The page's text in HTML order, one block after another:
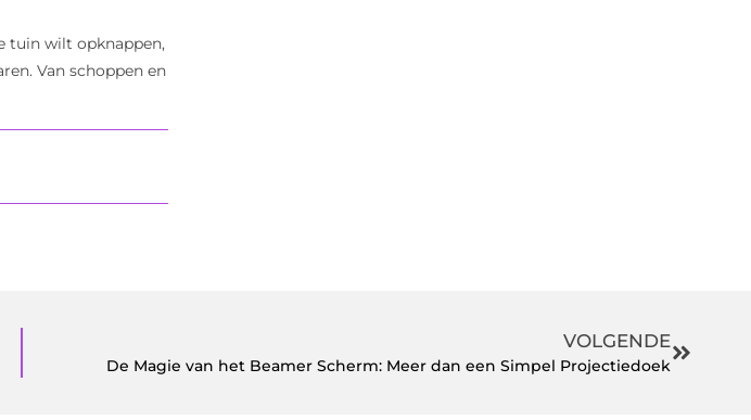
tuin wilt opknappen,
Van schoppen en
VOLGENDE
De Magie van het Beamer Scherm: Meer dan een Simpel Projectiedoek